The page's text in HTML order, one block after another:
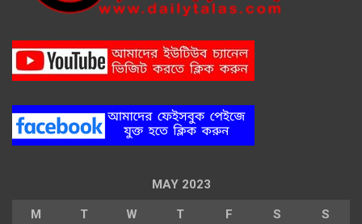
MAY 2023
M T W T F S S